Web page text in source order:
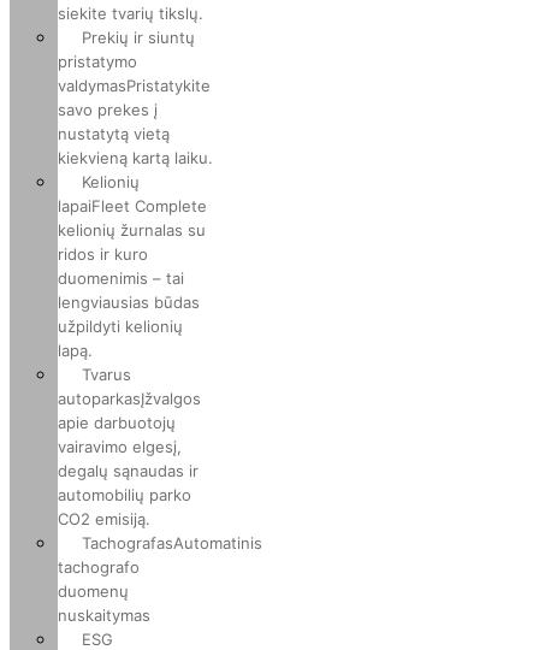
siekite tvarių tikslų.
Prekių ir siuntų
pristatymo
valdymasPristatykite
savo prekes į
nustatytą vietą
kiekvieną kartą laiku.
Kelionių
lapaiFleet Complete
kelionių žurnalas su
ridos ir kuro
duomenimis – tai
lengviausias būdas
užpildyti kelionių
lapą.
Tvarus
autoparkasĮžvalgos
apie darbuotojų
vairavimo elgesį,
degalų sąnaudas ir
automobilių parko
CO2 emisiją.
TachografasAutomatinis
tachografo
duomenų
nuskaitymas
ESG